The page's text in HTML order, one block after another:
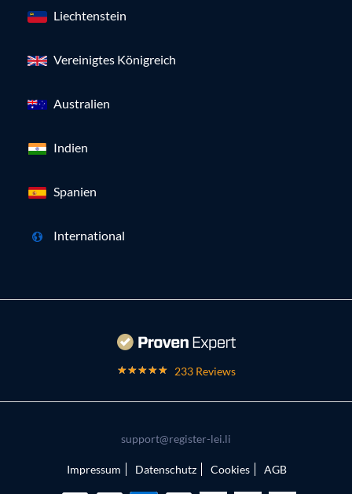
Liechtenstein
Vereinigtes Königreich
Australien
Indien
Spanien
International
233 Reviews
support@register-lei.li
Impressum Datenschutz Cookies AGB